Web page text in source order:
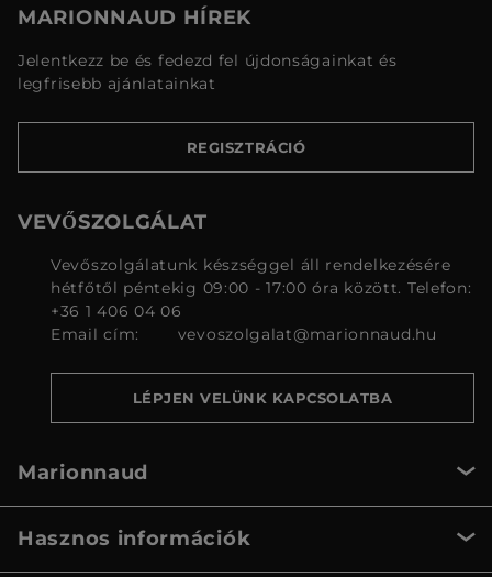
MARIONNAUD HÍREK
Jelentkezz be és fedezd fel újdonságainkat és
legfrisebb ajánlatainkat
REGISZTRÁCIÓ
VEVŐSZOLGÁLAT
Vevőszolgálatunk készséggel áll rendelkezésére
hétfőtől péntekig 09:00 - 17:00 óra között. Telefon:
+36 1 406 04 06
Email cím:
vevoszolgalat@marionnaud.hu
LÉPJEN VELÜNK KAPCSOLATBA
Marionnaud
Hasznos információk